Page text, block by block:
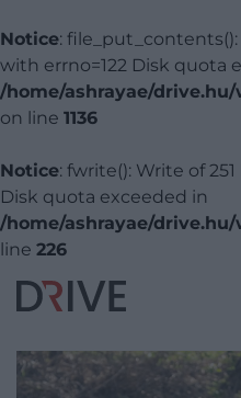
Notice:
with errno=122 Disk quota
/home/ashrayae/
on line 1136
Notice: fwrite(): Write of
Disk quota exceeded in
/home/ashrayae/
line 226